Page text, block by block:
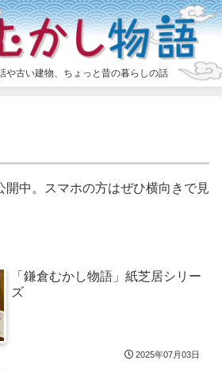
や古い建物、ちょっと昔の暮らしの話
開中。スマホの方はぜひ横向きで見
「鎌倉むかし物語」紙芝居シリー
ズ
2025年07月03日